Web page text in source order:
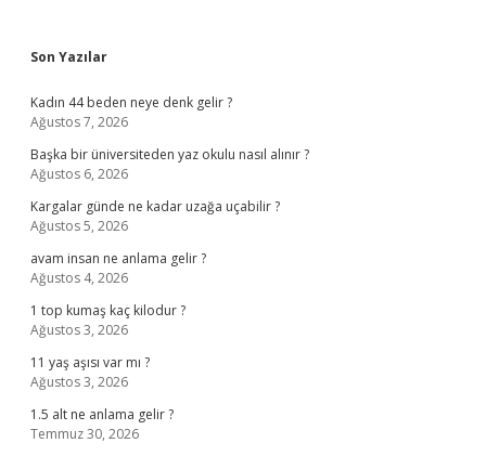
Sidebar
Son Yazılar
Kadın 44 beden neye denk gelir ?
Ağustos 7, 2026
Başka bir üniversiteden yaz okulu nasıl alınır ?
Ağustos 6, 2026
Kargalar günde ne kadar uzağa uçabilir ?
Ağustos 5, 2026
avam insan ne anlama gelir ?
Ağustos 4, 2026
1 top kumaş kaç kilodur ?
Ağustos 3, 2026
11 yaş aşısı var mı ?
Ağustos 3, 2026
1.5 alt ne anlama gelir ?
Temmuz 30, 2026